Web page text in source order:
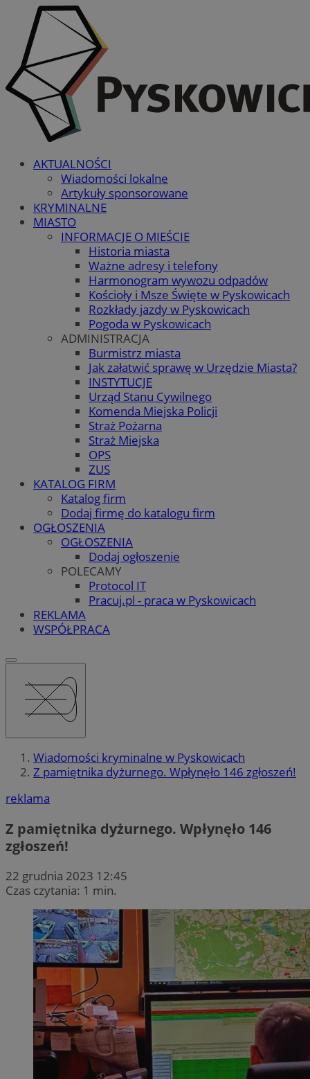
AKTUALNOŚCI
Wiadomości lokalne
Artykuły sponsorowane
KRYMINALNE
MIASTO
INFORMACJE O MIEŚCIE
Historia miasta
Ważne adresy i telefony
Harmonogram wywozu odpadów
Kościoły i Msze Święte w Pyskowicach
Rozkłady jazdy w Pyskowicach
Pogoda w Pyskowicach
ADMINISTRACJA
Burmistrz miasta
Jak załatwić sprawę w Urzędzie Miasta?
INSTYTUCJE
Urząd Stanu Cywilnego
Komenda Miejska Policji
Straż Pożarna
Straż Miejska
OPS
ZUS
KATALOG FIRM
Katalog firm
Dodaj firmę do katalogu firm
OGŁOSZENIA
OGŁOSZENIA
Dodaj ogłoszenie
POLECAMY
Protocol IT
Pracuj.pl - praca w Pyskowicach
REKLAMA
WSPÓŁPRACA
Wiadomości kryminalne w Pyskowicach
Z pamiętnika dyżurnego. Wpłynęło 146 zgłoszeń!
reklama
Z pamiętnika dyżurnego. Wpłynęło 146
zgłoszeń!
22 grudnia 2023 12:45
Czas czytania: 1 min.